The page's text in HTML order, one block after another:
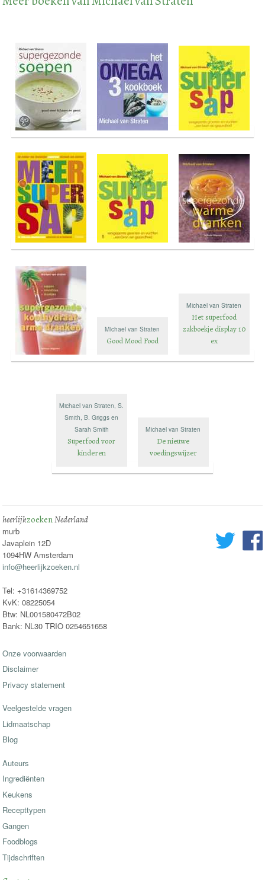
Michael van Straten
Good Mood Food
Michael van Straten
Het superfood
zakboekje display 10
ex
Michael van Straten, S.
Smith, B. Griggs en
Sarah Smith
Superfood voor
kinderen
Michael van Straten
De nieuwe
voedingswijzer
heerlijkzoekenNederland
murb
Javaplein 12D
1094HW Amsterdam
info@heerlijkzoeken.nl
Tel: +31614369752
KvK: 08225054
Btw: NL001580472B02
Bank: NL30 TRIO 0254651658
Onze voorwaarden
Disclaimer
Privacy statement
Veelgestelde vragen
Lidmaatschap
Blog
Auteurs
Ingrediënten
Keukens
Recepttypen
Gangen
Foodblogs
Tijdschriften